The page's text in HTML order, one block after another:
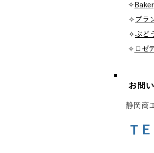
✧
✧ ブラ
✧ ぶど
✧ ロゼ
お問
静岡商
Ｔ